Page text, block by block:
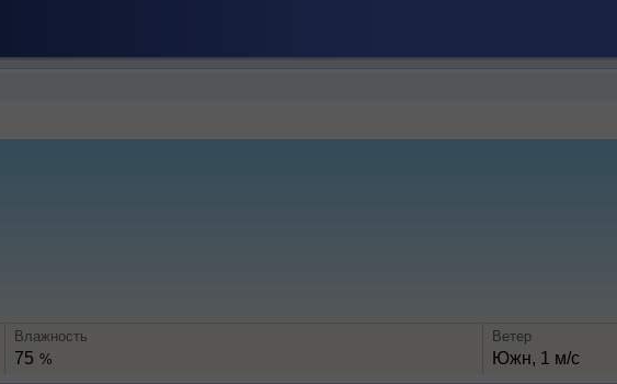
Влажность
75 %
Ветер
Южн, 1 м/с